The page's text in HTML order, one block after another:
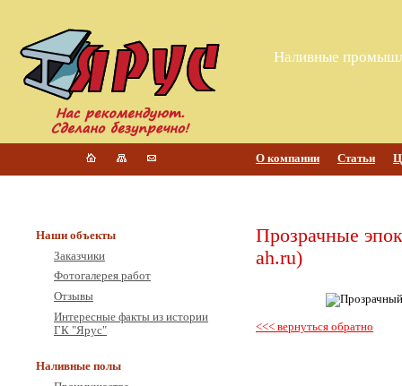
Наливные
О компании Статьи
Наши объекты
Заказчики
Фотогалерея работ
Отзывы
Интересные факты из истории
ГК "Ярус"
Наливные полы
Прозрачные
ah.ru)
<<< вернуться обратно